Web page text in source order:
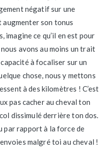
négatif sur une
son tonus
imagine ce qu’il en est pour
avons au moins un trait
à focaliser sur un
chose, nous y mettons
à des kilomètres ! C’est
pas cacher au cheval ton
dissimulé derrière ton dos.
par rapport à la force de
malgré toi au cheval !